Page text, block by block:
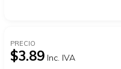
PRECIO
$3.89 Inc. IVA